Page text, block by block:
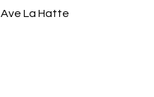
Ave La Hatte